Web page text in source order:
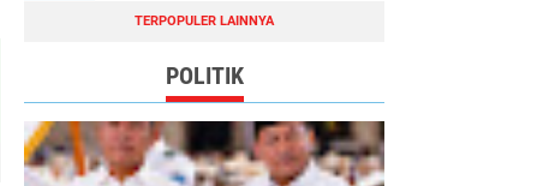
TERPOPULER LAINNYA
POLITIK